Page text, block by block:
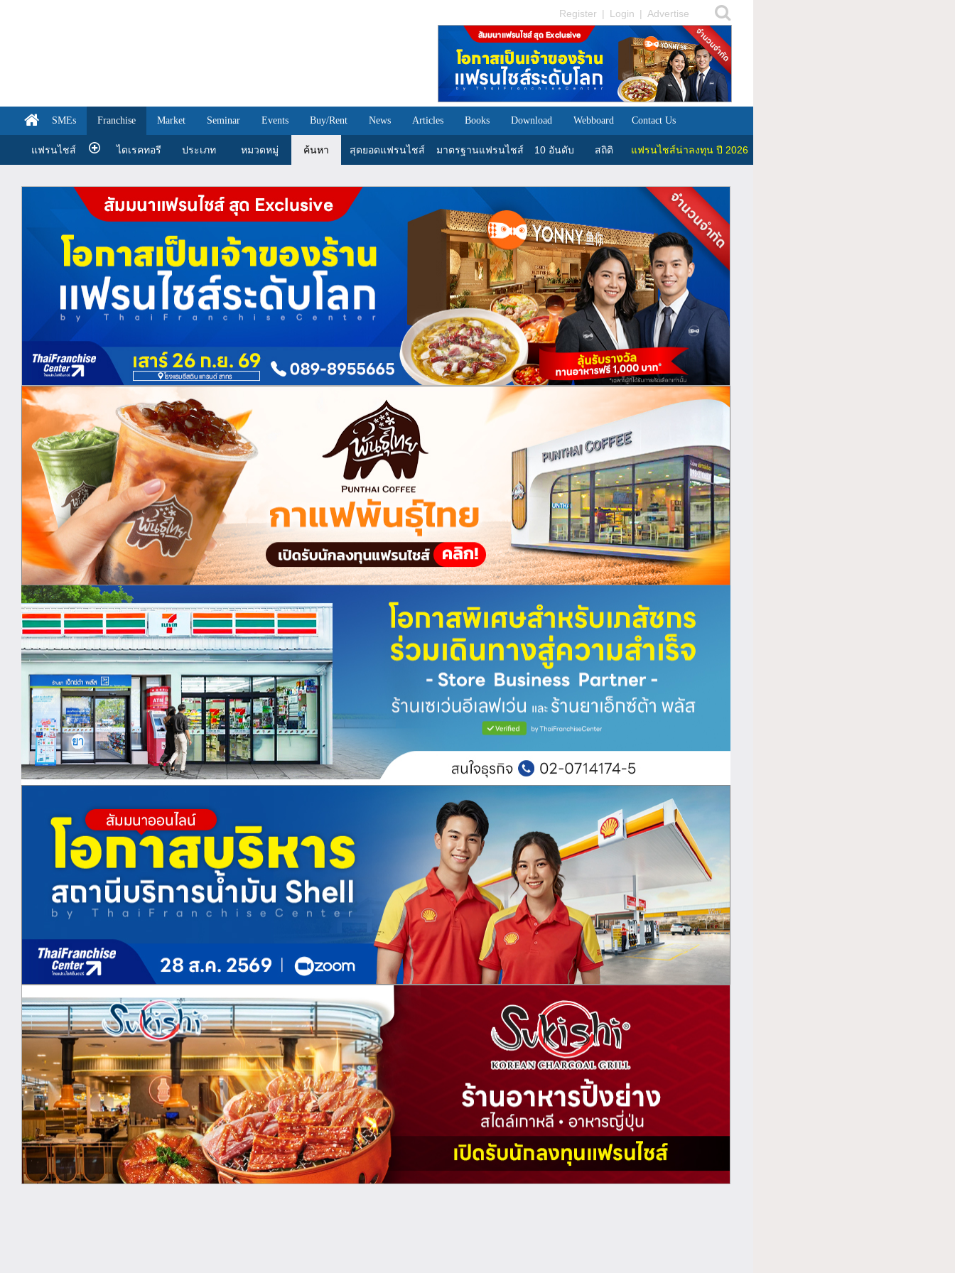
Register | Login | Advertise
SMEs Franchise Market Seminar Events Buy/Rent News Articles Books Download Webboard Contact Us
แฟรนไชส์ ไดเรคทอรี ประเภท หมวดหมู่ ค้นหา สุดยอดแฟรนไชส์ มาตรฐานแฟรนไชส์ 10 อันดับ สถิติ แฟรนไชส์น่าลงทุน ปี 2026